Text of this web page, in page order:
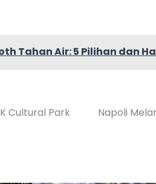
Tahan Air: 5 Pilihan dan
Cultural Park
Napoli